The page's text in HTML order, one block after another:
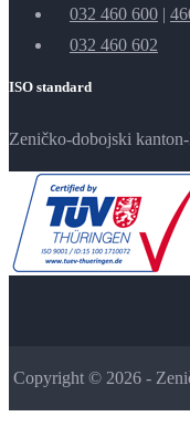
032 460 600 |
032 460 602
ISO standard
Zeničko-dobojski
Copyright © 2026 -